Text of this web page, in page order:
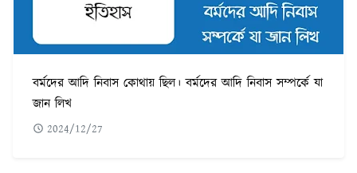
বর্মদের আদি নিবাস কোথায় ছিল। বর্মদের আদি নিবাস সম্পর্কে যা
জান লিখ
2024/12/27